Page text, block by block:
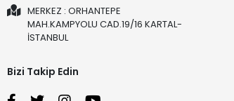
MERKEZ : ORHANTEPE
MAH.KAMPYOLU CAD.19/16 KARTAL-
İSTANBUL
Bizi Takip Edin